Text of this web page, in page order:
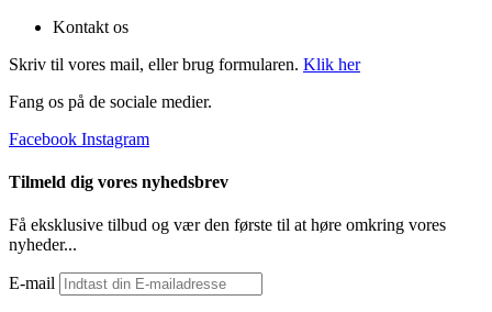
Kontakt os
Skriv til vores mail, eller brug formularen. Klik her
Fang os på de sociale medier.
Facebook Instagram
Tilmeld dig vores nyhedsbrev
Få eksklusive tilbud og vær den første til at høre omkring vores
nyheder...
E-mail